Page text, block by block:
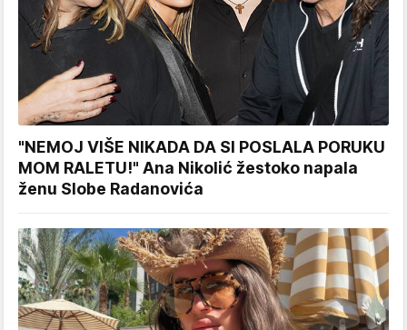
"NEMOJ VIŠE NIKADA DA SI POSLALA PORUKU
MOM RALETU!" Ana Nikolić žestoko napala
ženu Slobe Radanovića